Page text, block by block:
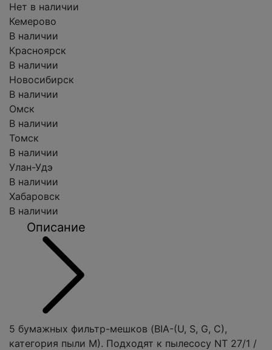
Нет в наличии
Кемерово
В наличии
Красноярск
В наличии
Новосибирск
В наличии
Омск
В наличии
Томск
В наличии
Улан-Удэ
В наличии
Хабаровск
В наличии
Описание
5 бумажных фильтр-мешков (BIA-(U, S, G, C),
категория пыли M). Подходят к пылесосу NT 27/1 /